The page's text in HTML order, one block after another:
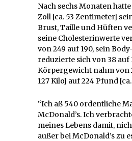
Nach sechs Monaten
Zoll [ca. 53 Zentimeter]
Brust, Taille und Hüften
seine Cholesterinwerte
von 249 auf 190, sein
reduzierte sich von 38 auf
Körpergewicht nahm von
127 Kilo] auf 224 Pfund [ca.
“Ich aß 540 ordentliche
McDonald’s. Ich
meines Lebens damit,
außer bei McDonald’s zu